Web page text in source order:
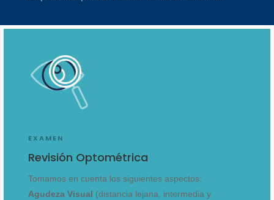
EXAMEN
Revisión Optométrica
Tomamos en cuenta los siguientes aspectos:
Agudeza Visual (distancia lejana, intermedia y